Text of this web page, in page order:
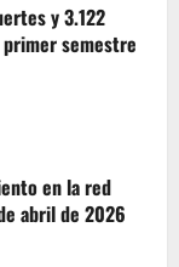
y 3.122
semestre
en la red
abril de 2026